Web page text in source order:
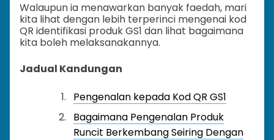
Walaupun ia menawarkan banyak faedah, mari
kita lihat dengan lebih terperinci mengenai kod
QR identifikasi produk GS1 dan lihat bagaimana
kita boleh melaksanakannya.
Jadual Kandungan
Pengenalan kepada Kod QR GS1
Bagaimana Pengenalan Produk
Runcit Berkembang Seiring Dengan